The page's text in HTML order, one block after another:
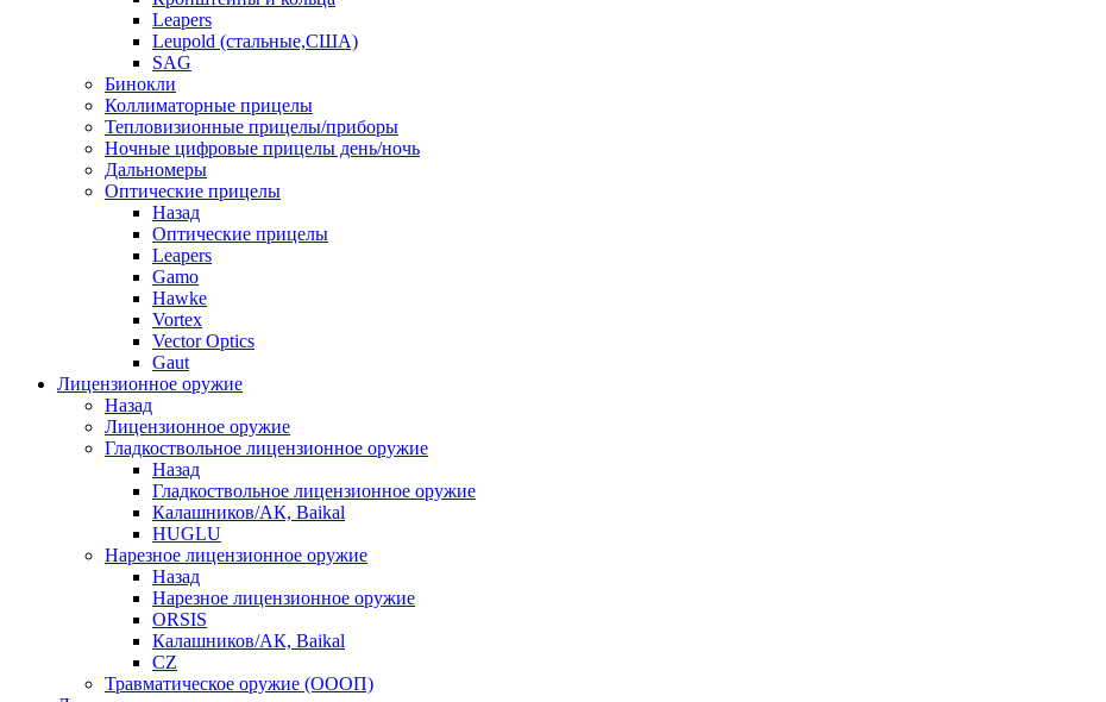
Leapers
Leupold (стальные,США)
SAG
Бинокли
Коллиматорные прицелы
Тепловизионные прицелы/приборы
Ночные цифровые прицелы день/ночь
Дальномеры
Оптические прицелы
Назад
Оптические прицелы
Leapers
Gamo
Hawke
Vortex
Vector Optics
Gaut
Лицензионное оружие
Назад
Лицензионное оружие
Гладкоствольное лицензионное оружие
Назад
Гладкоствольное лицензионное оружие
Калашников/АК, Baikal
HUGLU
Нарезное лицензионное оружие
Назад
Нарезное лицензионное оружие
ORSIS
Калашников/АК, Baikal
CZ
Травматическое оружие (ОООП)